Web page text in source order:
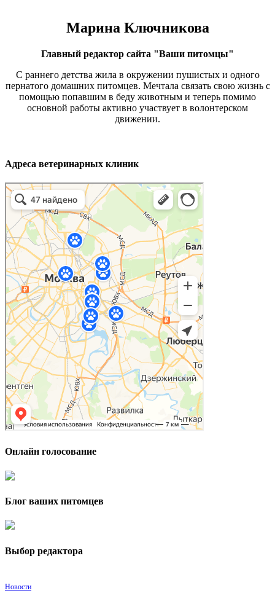
Марина Ключникова
Главный редактор сайта "Ваши питомцы"
С раннего детства жила в окружении пушистых и одного
пернатого домашних питомцев. Мечтала связать свою жизнь с
помощью попавшим в беду животным и теперь помимо
основной работы активно участвует в волонтерском
движении.
Адреса ветеринарных клиник
Онлайн голосование
Блог ваших питомцев
Выбор редактора
Новости